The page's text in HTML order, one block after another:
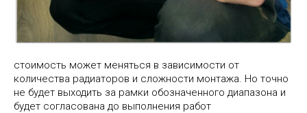
стоимость может меняться в зависимости от
количества радиаторов и сложности монтажа. Но точно
не будет выходить за рамки обозначенного диапазона и
будет согласована до выполнения работ